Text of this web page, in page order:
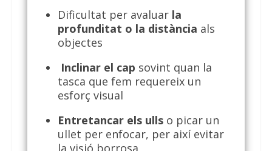
Dificultat per avaluar la
profunditat o la distància als
objectes
Inclinar el cap sovint quan la
tasca que fem requereix un
esforç visual
Entretancar els ullso picar un
ullet per enfocar, per així evitar